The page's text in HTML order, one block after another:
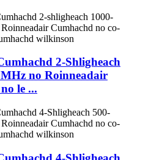
2-Shligheach
no Roinneadair
le ...